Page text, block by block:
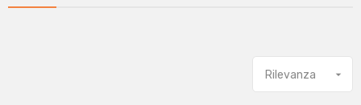
Rilevanza 